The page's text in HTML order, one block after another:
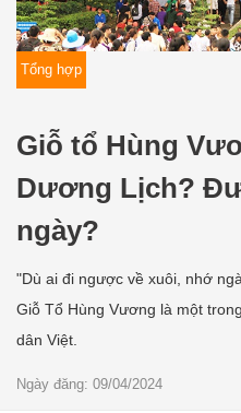
Tổng hợp
Giỗ tổ Hùng
Dương Lịch?
ngày?
"Dù ai đi ngược về xuôi, nhớ
Giỗ Tổ Hùng Vương là một
dân Việt.
Ngày đăng: 09/04/2024